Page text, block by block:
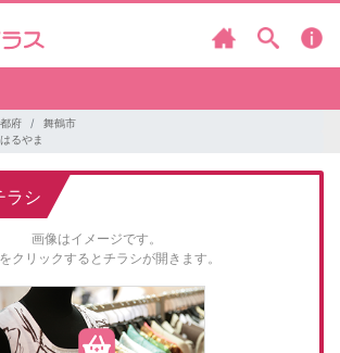
府
舞鶴市
はるやま
ラシ
画像はイメージです。
クリックするとチラシが開きます。